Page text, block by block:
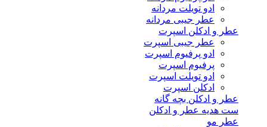
ادو تویلت مردانه
عطر جیبی مردانه
عطر و ادکلن اسپرت
عطر جیبی اسپرت
ادو پرفیوم اسپرت
پرفیوم اسپرت
ادو تویلت اسپرت
ادکلن اسپرت
عطر و ادکلن بچه گانه
ست هدیه عطر و ادکلن
عطر مو